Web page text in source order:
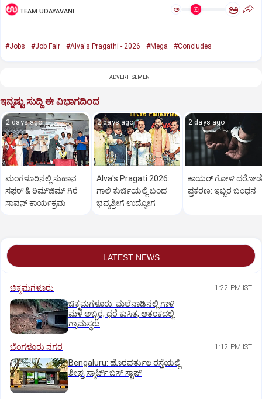
TEAM UDAYAVANI ಅ ಅ
#Jobs #Job Fair #Alva's Pragathi - 2026 #Mega #Concludes
ADVERTISEMENT
ಇನ್ನಷ್ಟು ಸುದ್ದಿ ಈ ವಿಭಾಗದಿಂದ
2 days ago
ಮಂಗಳೂರಿನಲ್ಲಿ ಸುಹಾನ
ಸಫರ್ & ರಿಮ್‌ಜಿಮ್ ಗಿರೆ
ಸಾವನ್ ಕಾರ್ಯಕ್ರಮ
2 days ago
Alva's Pragati 2026:
ಗಾಲಿ ಕುರ್ಚಿಯಲ್ಲಿ ಬಂದ
ಭವ್ಯಶ್ರೀಗೆ ಉದ್ಯೋಗ
2 days ago
ಕಾಯರ್ ಗೋಳಿ ದರೋಡೆ
ಪ್ರಕರಣ: ಇಬ್ಬರ ಬಂಧನ
LATEST NEWS
ಚಿಕ್ಕಮಗಳೂರು 1:22 PM IST
ಚಿಕ್ಕಮಗಳೂರು: ಮಲೆನಾಡಿನಲ್ಲಿ ಗಾಳಿ
ಮಳೆ ಅಬ್ಬರ; ಧರೆ ಕುಸಿತ, ಆತಂಕದಲ್ಲಿ
ಗ್ರಾಮಸ್ಥರು
ಬೆಂಗಳೂರು ನಗರ 1:12 PM IST
Bengaluru: ಹೊರವರ್ತುಲ ರಸ್ತೆಯಲ್ಲಿ
ಶೀಘ್ರ ಸ್ಮಾರ್ಟ್‌ ಬಸ್‌ ಸ್ಟಾಪ್‌